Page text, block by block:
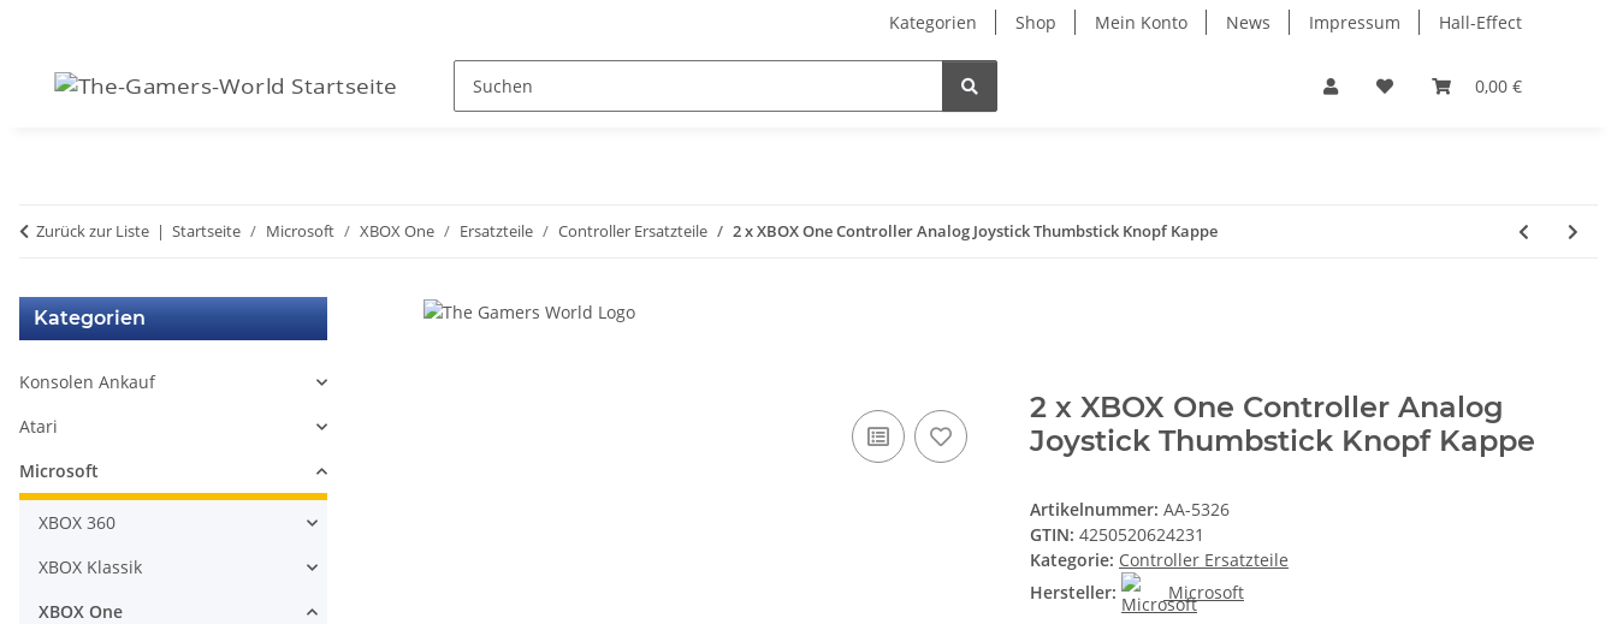
Kategorien Shop Mein Konto News Impressum Hall-Effect
0,00 €
Zurück zur Liste Startseite Microsoft XBOX One Ersatzteile Controller Ersatzteile 2 x XBOX One Controller Analog Joystick Thumbstick Knopf Kappe
2 x XBOX One Controller Analog
Joystick Thumbstick Knopf Kappe
Artikelnummer: AA-5326
GTIN: 4250520624231
Kategorie: Controller Ersatzteile
Hersteller:
Microsoft
Kategorien
Konsolen Ankauf
Atari
Microsoft
XBOX 360
XBOX Klassik
XBOX One